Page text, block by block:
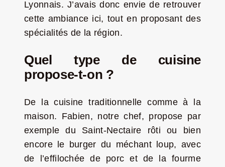
Lyonnais. J’avais donc envie de retrouver
cette ambiance ici, tout en proposant des
spécialités de la région.
Quel type de cuisine
propose-t-on ?
De la cuisine traditionnelle comme à la
maison. Fabien, notre chef, propose par
exemple du Saint-Nectaire rôti ou bien
encore le burger du méchant loup, avec
de l’effilochée de porc et de la fourme